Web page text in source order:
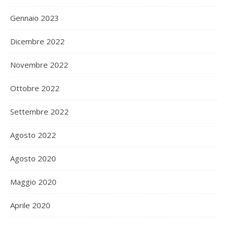
Gennaio 2023
Dicembre 2022
Novembre 2022
Ottobre 2022
Settembre 2022
Agosto 2022
Agosto 2020
Maggio 2020
Aprile 2020